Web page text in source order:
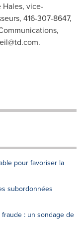
Hales, vice-
416-307-8647,
.
pour favoriser la
subordonnées
: un sondage de